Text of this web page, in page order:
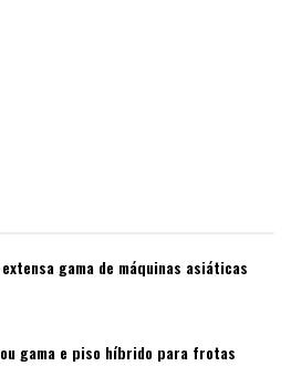
gama de máquinas asiáticas
gama e piso híbrido para frotas